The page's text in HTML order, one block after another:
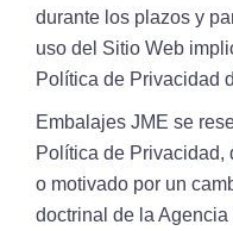
durante los plazos y
uso del Sitio Web
Política de Privacidad
Embalajes JME se
Política de Privacidad,
o motivado por un
doctrinal de la